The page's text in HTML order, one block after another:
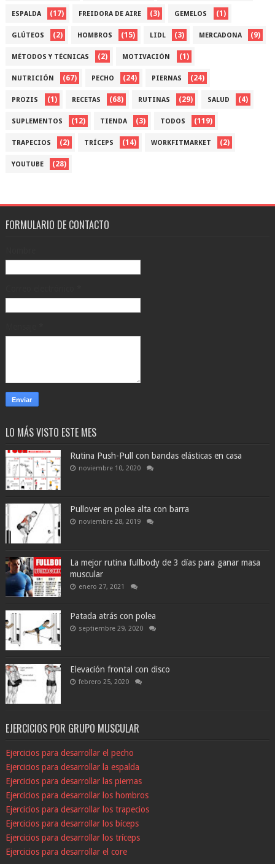
ESPALDA (17) FREIDORA DE AIRE (3) GEMELOS (1)
GLÚTEOS (2) HOMBROS (15) LIDL (3) MERCADONA (9)
MÉTODOS Y TÉCNICAS (2) MOTIVACIÓN (1)
NUTRICIÓN (67) PECHO (24) PIERNAS (24)
PROZIS (1) RECETAS (68) RUTINAS (29) SALUD (4)
SUPLEMENTOS (12) TIENDA (3) TODOS (119)
TRAPECIOS (2) TRÍCEPS (14) WORKFITMARKET (2)
YOUTUBE (28)
FORMULARIO DE CONTACTO
LO MÁS VISTO ESTE MES
Rutina Push-Pull con bandas elásticas en casa
noviembre 10, 2020
Pullover en polea alta con barra
noviembre 28, 2019
La mejor rutina fullbody de 3 días para ganar masa
muscular
enero 27, 2021
Patada atrás con polea
septiembre 29, 2020
Elevación frontal con disco
febrero 25, 2020
EJERCICIOS POR GRUPO MUSCULAR
Ejercicios para desarrollar el pecho
Ejercicios para desarrollar la espalda
Ejercicios para desarrollar las piernas
Ejercicios para desarrollar los hombros
Ejercicios para desarrollar los trapecios
Ejercicios para desarrollar los bíceps
Ejercicios para desarrollar los tríceps
Ejercicios para desarrollar el core